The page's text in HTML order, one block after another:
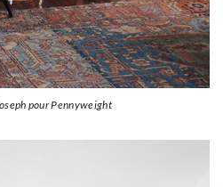
pour Pennyweight